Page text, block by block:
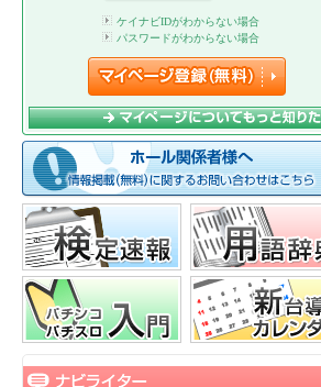
ケイナビIDがわからない場合
パスワードがわからない場合